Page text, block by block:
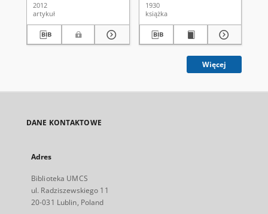
2012
artykuł
1930
książka
Więcej
DANE KONTAKTOWE
Adres
Biblioteka UMCS
ul. Radziszewskiego 11
20-031 Lublin, Poland